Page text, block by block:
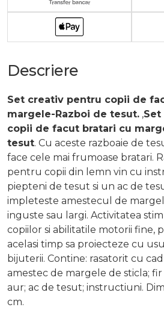
Descriere
Set creativ pentru copii de
margele-Razboi de tesut. ,
copii de facut bratari cu
tesut. Cu aceste razboaie de
face cele mai frumoase bratari.
pentru copii din lemn vin cu
piepteni de tesut si un ac de
impleteste amestecul de
inguste sau largi. Activitatea
copiilor si abilitatile motorii fine,
acelasi timp sa proiecteze cu
bijuterii. Contine: rasatorit cu
amestec de margele de sticla;
aur; ac de tesut; instructiuni.
cm.